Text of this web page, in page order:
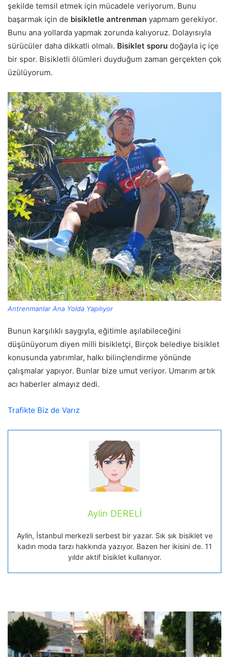
şekilde temsil etmek için mücadele veriyorum. Bunu
başarmak için de bisikletle antrenman yapmam gerekiyor.
Bunu ana yollarda yapmak zorunda kalıyoruz. Dolayısıyla
sürücüler daha dikkatli olmalı. Bisiklet sporu doğayla iç içe
bir spor. Bisikletli ölümleri duyduğum zaman gerçekten çok
üzülüyorum.
Antrenmanlar Ana Yolda Yapılıyor
Bunun karşılıklı saygıyla, eğitimle aşılabileceğini
düşünüyorum diyen milli bisikletçi, Birçok belediye bisiklet
konusunda yatırımlar, halkı bilinçlendirme yönünde
çalışmalar yapıyor. Bunlar bize umut veriyor. Umarım artık
acı haberler almayız dedi.
Trafikte Biz de Varız
Aylin DERELİ
Aylin, İstanbul merkezli serbest bir yazar. Sık sık bisiklet ve
kadın moda tarzı hakkında yazıyor. Bazen her ikisini de. 11
yıldır aktif bisiklet kullanıyor.